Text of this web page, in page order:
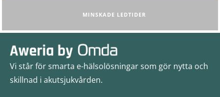
MINSKADE LEDTIDER
Vi står för smarta e-hälsolösningar som gör nytta och
skillnad i akutsjukvården.